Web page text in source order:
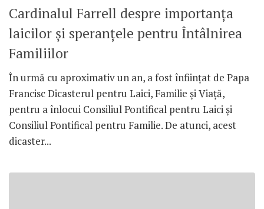
Cardinalul Farrell despre importanța
laicilor și speranțele pentru Întâlnirea
Familiilor
În urmă cu aproximativ un an, a fost înființat de Papa
Francisc Dicasterul pentru Laici, Familie și Viață,
pentru a înlocui Consiliul Pontifical pentru Laici și
Consiliul Pontifical pentru Familie. De atunci, acest
dicaster...